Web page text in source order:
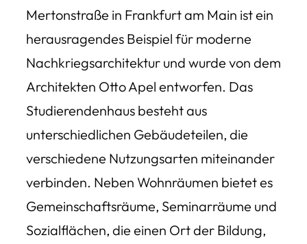
Mertonstraße in Frankfurt am Main ist ein
herausragendes Beispiel für moderne
Nachkriegsarchitektur und wurde von dem
Architekten Otto Apel entworfen. Das
Studierendenhaus besteht aus
unterschiedlichen Gebäudeteilen, die
verschiedene Nutzungsarten miteinander
verbinden. Neben Wohnräumen bietet es
Gemeinschaftsräume, Seminarräume und
Sozialflächen, die einen Ort der Bildung,